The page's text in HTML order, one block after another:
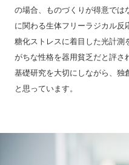
の場合、ものづくりが得意では
に関わる生体フリーラジカル
糖化ストレスに着目した光計測
がちな性格を器用貧乏だと評さ
基礎研究を大切にしながら、独
と思っています。